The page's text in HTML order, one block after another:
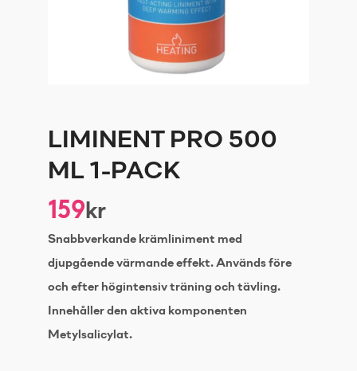
LIMINENT PRO 500
ML 1-PACK
159kr
Snabbverkande krämliniment med
djupgående värmande effekt. Används före
och efter högintensiv träning och tävling.
Innehåller den aktiva komponenten
Metylsalicylat.